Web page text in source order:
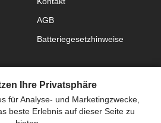
AGB
Batteriegesetzhinweise
Schweiz für Beleuchtung seit 2012 |
Ihre Privatsphäre
für Analyse- und Marketingzwecke,
beste Erlebnis auf dieser Seite zu